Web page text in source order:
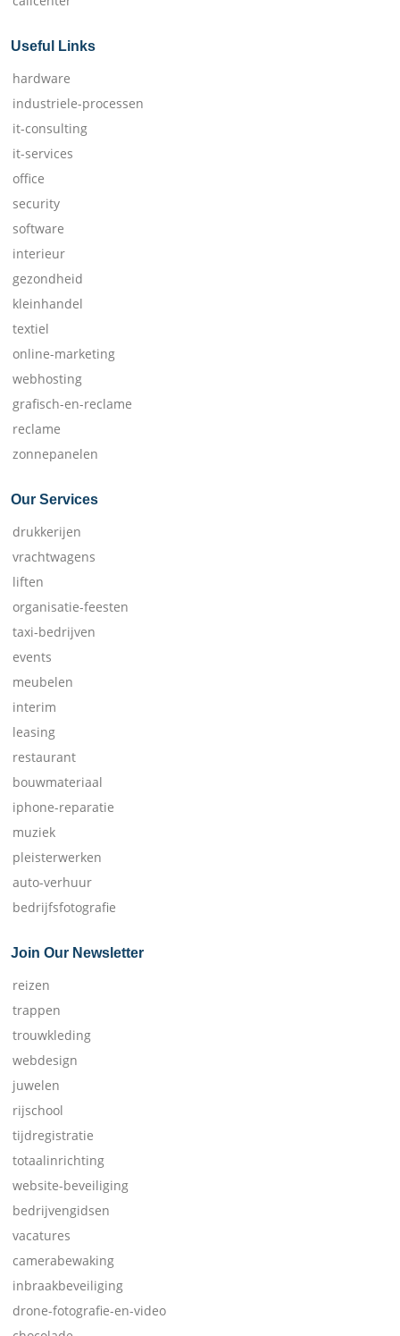
Useful Links
hardware
industriele-processen
it-consulting
it-services
office
security
software
interieur
gezondheid
kleinhandel
textiel
online-marketing
webhosting
grafisch-en-reclame
reclame
zonnepanelen
Our Services
drukkerijen
vrachtwagens
liften
organisatie-feesten
taxi-bedrijven
events
meubelen
interim
leasing
restaurant
bouwmateriaal
iphone-reparatie
muziek
pleisterwerken
auto-verhuur
bedrijfsfotografie
Join Our Newsletter
reizen
trappen
trouwkleding
webdesign
juwelen
rijschool
tijdregistratie
totaalinrichting
website-beveiliging
bedrijvengidsen
vacatures
camerabewaking
inbraakbeveiliging
drone-fotografie-en-video